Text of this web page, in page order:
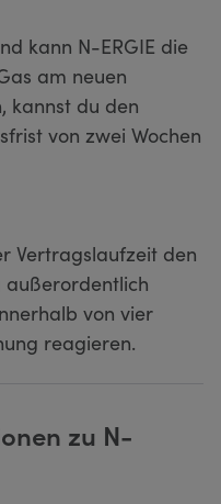
kann N-ERGIE die
am neuen
kannst du den
von zwei Wochen
Vertragslaufzeit den
außerordentlich
von vier
reagieren.
zu N-